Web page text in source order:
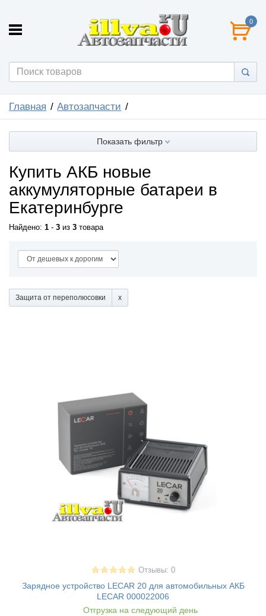
0
Главная Автозапчасти
Показать фильтр
Купить АКБ новые
аккумуляторные батареи в
Екатеринбурге
Найдено: 1 - 3 из 3 товара
Защита от переполюсовки
Отзывы: 0
Зарядное устройство LECAR 20 для автомобильных АКБ
LECAR 000022006
Отгрузка на следующий день